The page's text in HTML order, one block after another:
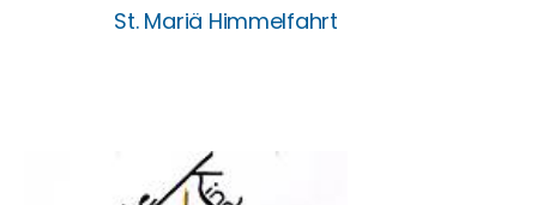
St. Mariä Himmelfahrt